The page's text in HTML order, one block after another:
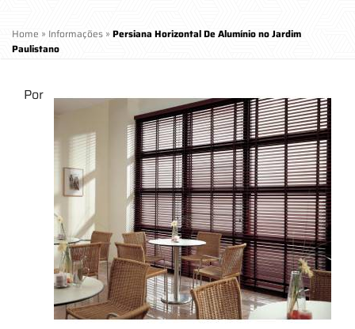
Home » Informações » Persiana Horizontal De Alumínio no Jardim
Paulistano
Por